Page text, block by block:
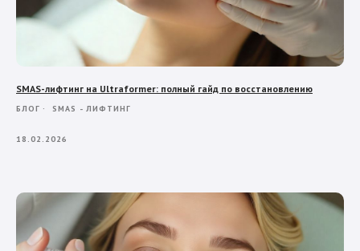
SMAS-лифтинг на Ultraformer: полный гайд по восстановлению
БЛОГ SMAS - ЛИФТИНГ
18.02.2026